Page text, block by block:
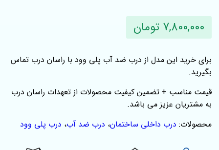
7,800,000 تومان
برای خرید این مدل از درب ضد آب پلی وود با راسان درب تماس
بگیرید.
قیمت مناسب + تضمین کیفیت محصولات از تعهدات راسان درب
به مشتریان عزیز می باشد.
محصولات: درب داخلی ساختمان، درب ضد آب، درب پلی وود